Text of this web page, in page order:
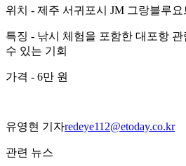
위치 - 제주 서귀포시 JM 그랑블루요
특징 - 낚시 체험을 포함한 대포항
수 있는 기회
가격 - 6만 원
유영현 기자redeye112@etoday.co.kr
관련 뉴스